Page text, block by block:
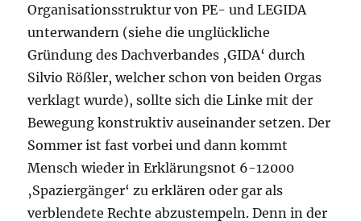
Organisationsstruktur von PE- und LEGIDA
unterwandern (siehe die unglückliche
Gründung des Dachverbandes ‚GIDA‘ durch
Silvio Rößler, welcher schon von beiden Orgas
verklagt wurde), sollte sich die Linke mit der
Bewegung konstruktiv auseinander setzen. Der
Sommer ist fast vorbei und dann kommt
Mensch wieder in Erklärungsnot 6-12000
‚Spaziergänger‘ zu erklären oder gar als
verblendete Rechte abzustempeln. Denn in der